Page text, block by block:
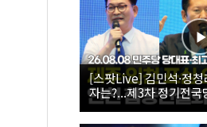
[스팟Live] 김민석·정청
자는?...제3차 정기전국
합동연설회 생중계 |